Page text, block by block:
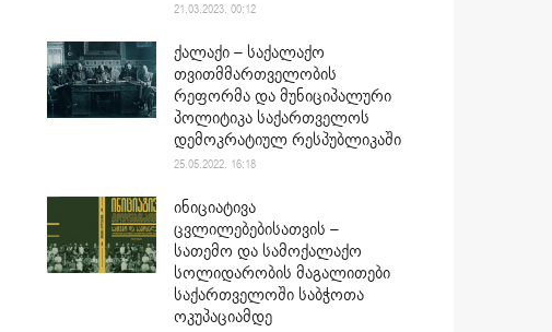
21.03.2023. 00:12
ქალაქი – საქალაქო
თვითმმართველობის
რეფორმა და მუნიციპალური
პოლიტიკა საქართველოს
დემოკრატიულ რესპუბლიკაში
25.05.2022. 16:18
ინიციატივა
ცვლილებებისათვის –
სათემო და სამოქალაქო
სოლიდარობის მაგალითები
საქართველოში საბჭოთა
ოკუპაციამდე